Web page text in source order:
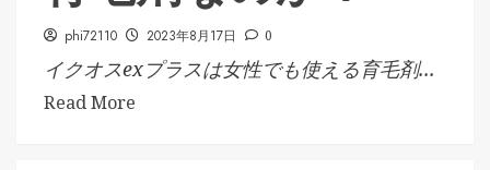
phi72110 2023年8月17日 0
イクオスexプラスは女性でも使える育毛剤...
Read More